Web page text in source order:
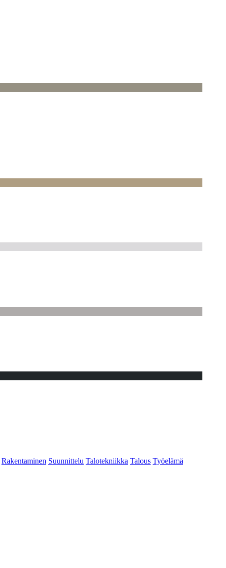
Rakentaminen Suunnittelu Talotekniikka Talous Työelämä